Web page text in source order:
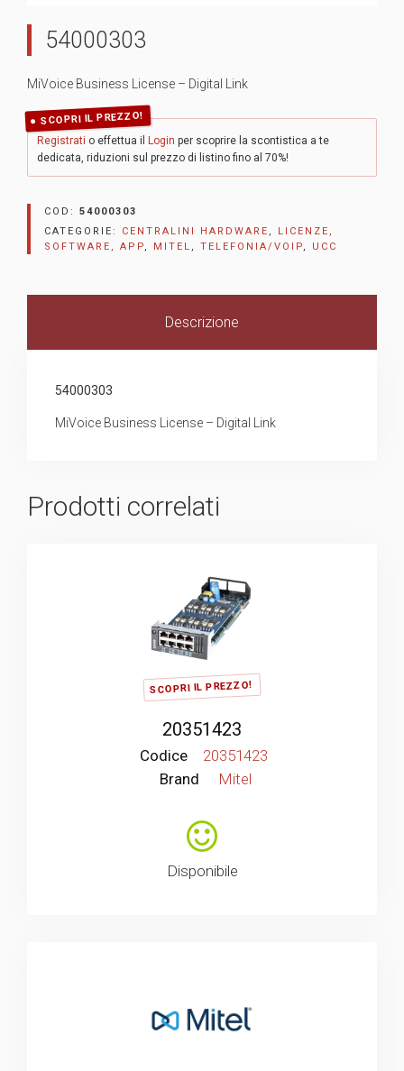
54000303
MiVoice Business License – Digital Link
SCOPRI IL PREZZO!
Registrati o effettua il Login per scoprire la scontistica a te
dedicata, riduzioni sul prezzo di listino fino al 70%!
COD: 54000303
CATEGORIE: CENTRALINI HARDWARE , LICENZE,
SOFTWARE, APP, MITEL , TELEFONIA/VOIP, UCC
Descrizione
54000303
MiVoice Business License – Digital Link
Prodotti correlati
SCOPRI IL PREZZO!
20351423
Codice
20351423
Brand
Mitel
Disponibile